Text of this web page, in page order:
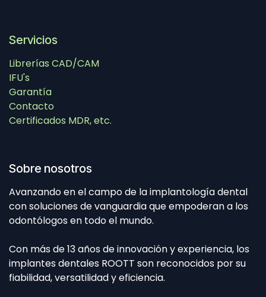
Servicios
Librerías CAD/CAM
IFU's
Garantía
Contacto
Certificados MDR, etc.
Sobre nosotros
Avanzando en el campo de la implantología dental
con soluciones de vanguardia que empoderan a los
odontólogos en todo el mundo.
Con más de 13 años de innovación y experiencia, los
implantes dentales ROOTT son reconocidos por su
fiabilidad, versatilidad y eficiencia.